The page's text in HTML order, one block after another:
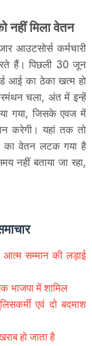
नहीं मिला वेतन
आउटसोर्स कर्मचारी
हैं। पिछली 30 जून
आई का ठेका खत्म हो
चला, अंत में इन्हें
गया, जिसके एवज में
करेगी। यहां तक तो
का वेतन लटक गया है
नहीं बताया जा रहा,
आत्म सम्मान की लड़ाई
भाजपा में शामिल
एवं दो बदमाश
हो जाता है